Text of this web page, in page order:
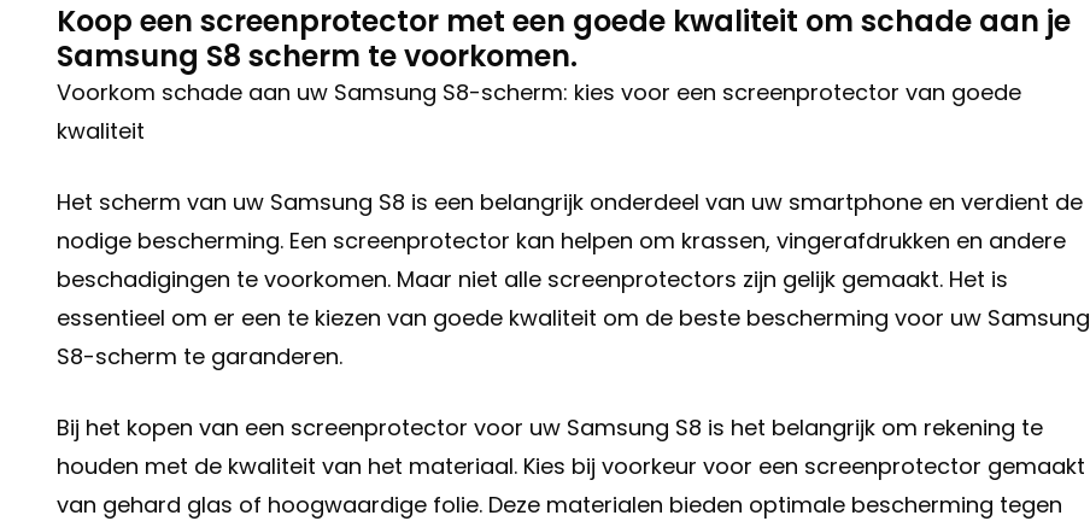
Koop een screenprotector met een goede kwaliteit om schade aan je
Samsung S8 scherm te voorkomen.
Voorkom schade aan uw Samsung S8-scherm: kies voor een screenprotector van goede
kwaliteit
Het scherm van uw Samsung S8 is een belangrijk onderdeel van uw smartphone en verdient de
nodige bescherming. Een screenprotector kan helpen om krassen, vingerafdrukken en andere
beschadigingen te voorkomen. Maar niet alle screenprotectors zijn gelijk gemaakt. Het is
essentieel om er een te kiezen van goede kwaliteit om de beste bescherming voor uw Samsung
S8-scherm te garanderen.
Bij het kopen van een screenprotector voor uw Samsung S8 is het belangrijk om rekening te
houden met de kwaliteit van het materiaal. Kies bij voorkeur voor een screenprotector gemaakt
van gehard glas of hoogwaardige folie. Deze materialen bieden optimale bescherming tegen